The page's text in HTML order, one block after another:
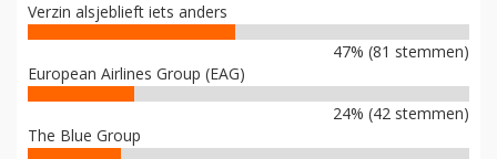
Verzin alsjeblieft iets anders
47% (81 stemmen)
European Airlines Group (EAG)
24% (42 stemmen)
The Blue Group